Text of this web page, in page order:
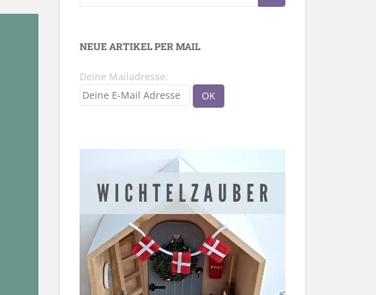
NEUE ARTIKEL PER MAIL
Deine Mailadresse: